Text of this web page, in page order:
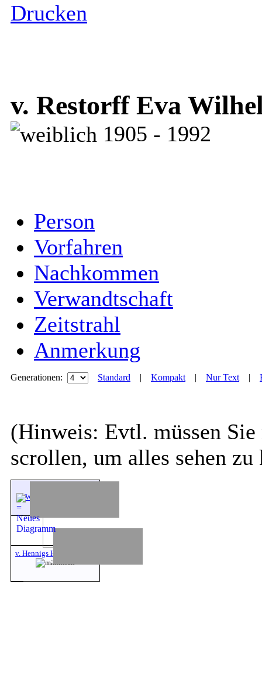
Drucken
v. Restorff Eva
1905 - 1992
Person
Vorfahren
Nachkommen
Verwandtschaft
Zeitstrahl
Anmerkung
Generationen: Standard | Kompakt| Nur Text|
(Hinweis: Evtl. müssen Sie
scrollen, um alles sehen zu
Wilhelmine Helene
v. Hennigs Hermann Fritz